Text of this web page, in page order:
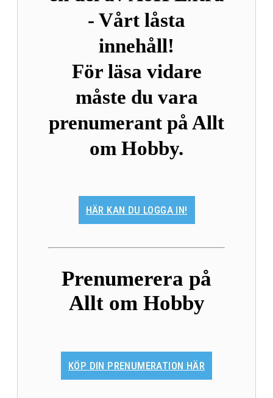
- Vårt låsta
innehåll!
För läsa vidare
måste du vara
prenumerant på Allt
om Hobby.
HÄR KAN DU LOGGA IN!
Prenumerera på
Allt om Hobby
KÖP DIN PRENUMERATION HÄR